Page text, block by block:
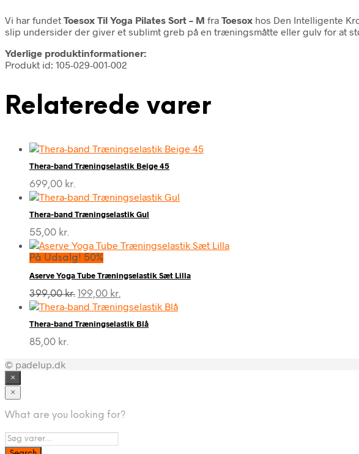
Vi har fundet Toesox Til Yoga Pilates Sort – M fra Toesox hos Den Intelligente
slip undersider der giver et sublimt greb på en træningsmåtte eller gulv for at
Yderlige produktinformationer:
Produkt id: 105-029-001-002
Relaterede varer
Thera-band Træningselastik Beige 45
699,00 kr.
Thera-band Træningselastik Gul
55,00 kr.
På Udsalg! 50%
Aserve Yoga Tube Træningselastik Sæt Lilla
399,00kr. Den
oprindelige
var:
199,00 kr.
aktuelle
er:
Thera-band Træningselastik Blå
85,00 kr.
© padelup.dk
×
×
What are you looking for?